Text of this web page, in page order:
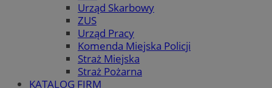
Urząd Skarbowy
ZUS
Urząd Pracy
Komenda Miejska Policji
Straż Miejska
Straż Pożarna
KATALOG FIRM